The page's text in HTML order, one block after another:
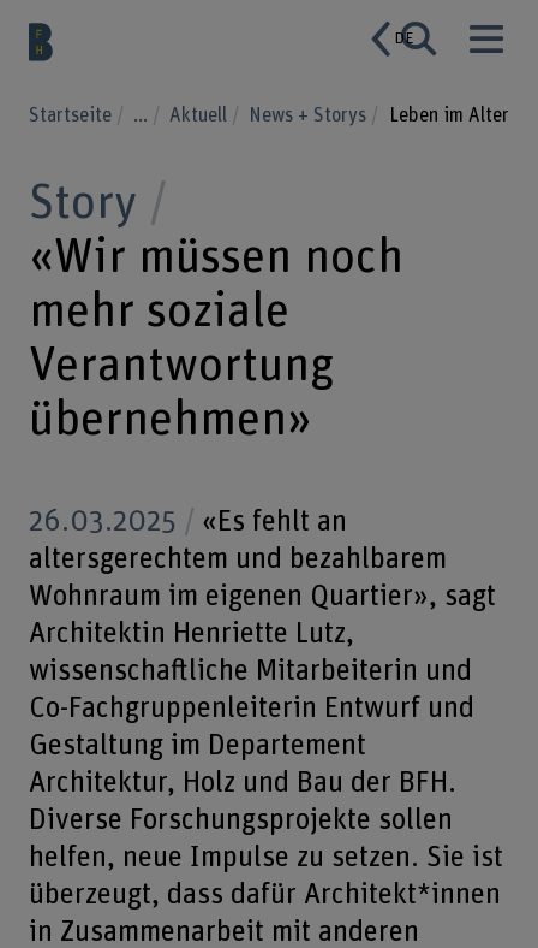
DE
Startseite ... Aktuell News + Storys Leben im Alter
Story
«Wir müssen noch
mehr soziale
Verantwortung
übernehmen»
26.03.2025
«Es fehlt an
altersgerechtem und bezahlbarem
Wohnraum im eigenen Quartier», sagt
Architektin Henriette Lutz,
wissenschaftliche Mitarbeiterin und
Co-Fachgruppenleiterin Entwurf und
Gestaltung im Departement
Architektur, Holz und Bau der BFH.
Diverse Forschungsprojekte sollen
helfen, neue Impulse zu setzen. Sie ist
überzeugt, dass dafür Architekt*innen
in Zusammenarbeit mit anderen